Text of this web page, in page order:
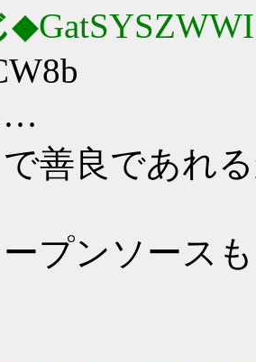
◆GatSYSZWWI
…
善良であれ
プンソース